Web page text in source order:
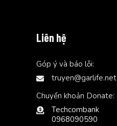
Liên hệ
Góp ý và báo lỗi:
truyen@garlife.net
Chuyển khoản Donate:
Techcombank
0968090590